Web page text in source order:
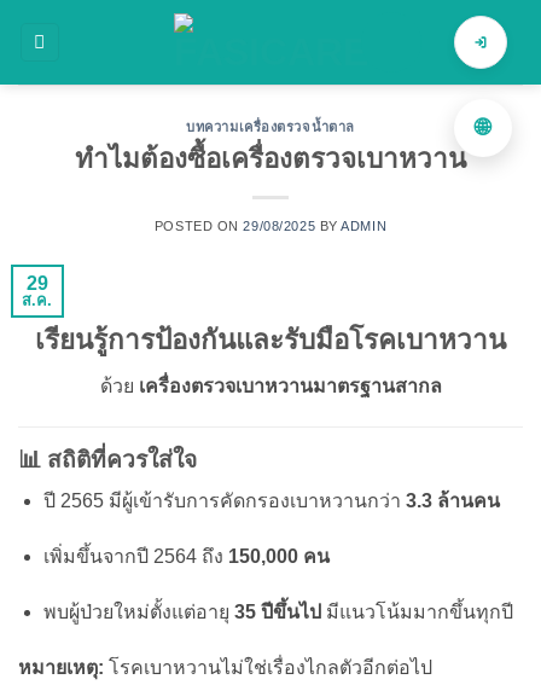
ค้นหาสินค้า
บทความเครื่องตรวจน้ำตาล
ทำไมต้องซื้อเครื่องตรวจเบาหวาน
POSTED ON29/08/2025 BYADMIN
29
ส.ค.
เรียนรู้การป้องกันและรับมือโรคเบาหวาน
ด้วย เครื่องตรวจเบาหวานมาตรฐานสากล
📊 สถิติที่ควรใส่ใจ
ปี 2565 มีผู้เข้ารับการคัดกรองเบาหวานกว่า 3.3 ล้านคน
เพิ่มขึ้นจากปี 2564 ถึง 150,000 คน
พบผู้ป่วยใหม่ตั้งแต่อายุ 35 ปีขึ้นไป มีแนวโน้มมากขึ้นทุกปี
หมายเหตุ: โรคเบาหวานไม่ใช่เรื่องไกลตัวอีกต่อไป
🌐